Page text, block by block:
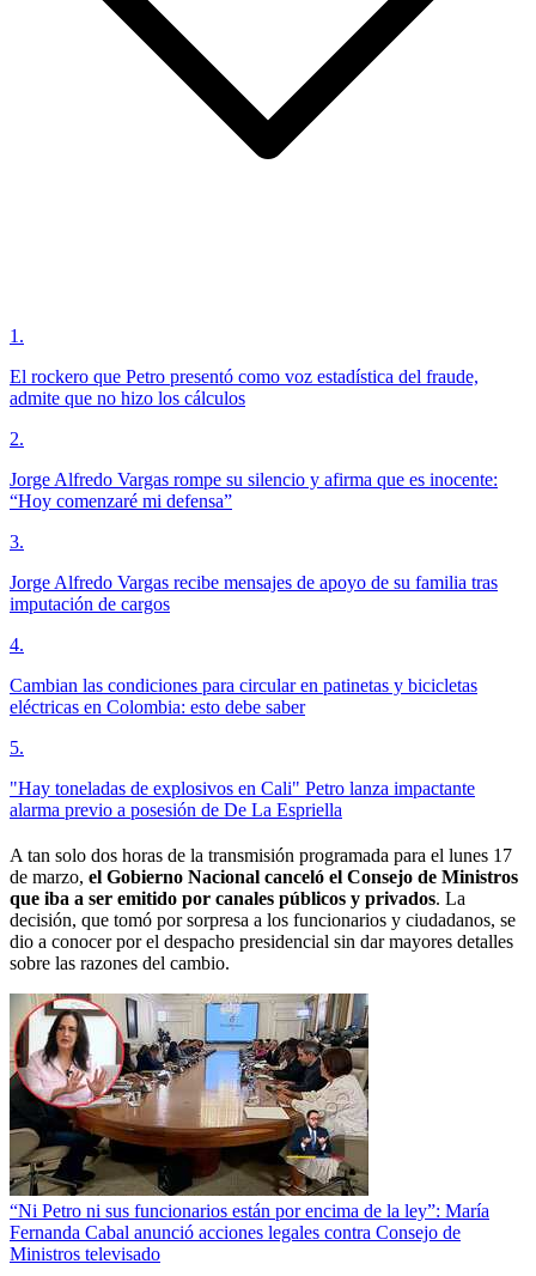
1 .
El rockero que Petro presentó como voz estadística del fraude,
admite que no hizo los cálculos
2.
Jorge Alfredo Vargas rompe su silencio y afirma que es inocente:
“Hoy comenzaré mi defensa”
3.
Jorge Alfredo Vargas recibe mensajes de apoyo de su familia tras
imputación de cargos
4.
Cambian las condiciones para circular en patinetas y bicicletas
eléctricas en Colombia: esto debe saber
5.
"Hay toneladas de explosivos en Cali" Petro lanza impactante
alarma previo a posesión de De La Espriella
A tan solo dos horas de la transmisión programada para el lunes 17
de marzo, el Gobierno Nacional canceló el Consejo de Ministros
que iba a ser emitido por canales públicos y privados. La
decisión, que tomó por sorpresa a los funcionarios y ciudadanos, se
dio a conocer por el despacho presidencial sin dar mayores detalles
sobre las razones del cambio.
“Ni Petro ni sus funcionarios están por encima de la ley”: María
Fernanda Cabal anunció acciones legales contra Consejo de
Ministros televisado